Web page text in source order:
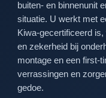
buiten- en binnenunit
situatie. U werkt met
Kiwa-gecertificeerd
en zekerheid bij
montage en een first-
verrassingen en
gedoe.